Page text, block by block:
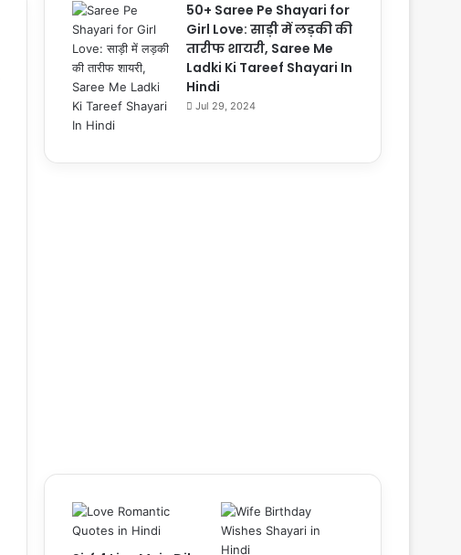
50+ Saree Pe Shayari for
Girl Love: साड़ी में लड़की की
तारीफ शायरी, Saree Me
Ladki Ki Tareef Shayari In
Hindi
Jul 29, 2024